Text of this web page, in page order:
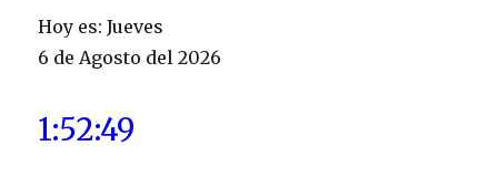
Hoy es: Jueves
6 de Agosto del 2026
1:52:50